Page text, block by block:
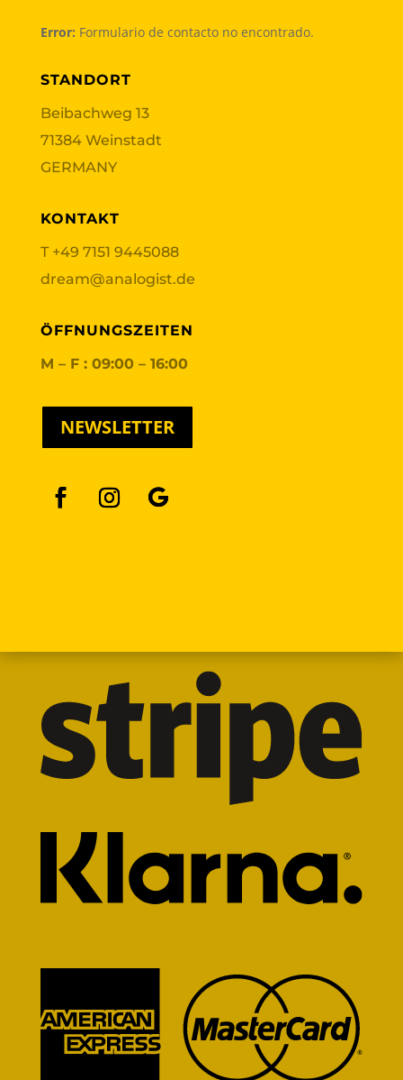
Error: Formulario de contacto no encontrado.
STANDORT
Beibachweg 13
71384 Weinstadt
GERMANY
KONTAKT
T +49 7151 9445088
dream@analogist.de
ÖFFNUNGSZEITEN
M – F : 09:00 – 16:00
NEWSLETTER